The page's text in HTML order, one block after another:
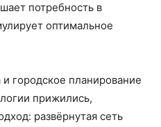
потребность в
оптимальное
городское планирование
прижились,
развёрнутая сеть